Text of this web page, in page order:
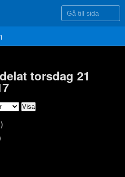
torsdag 21
Gå till sida